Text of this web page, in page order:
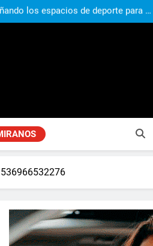
desarrollo de la comunidad
libro sobre Pilar: “Hay historias
las plasma, se pierden para siempre”
entre jefes comunales del GBA
libro sobre Pilar: “Hay historias
entre jefes comunales del GBA